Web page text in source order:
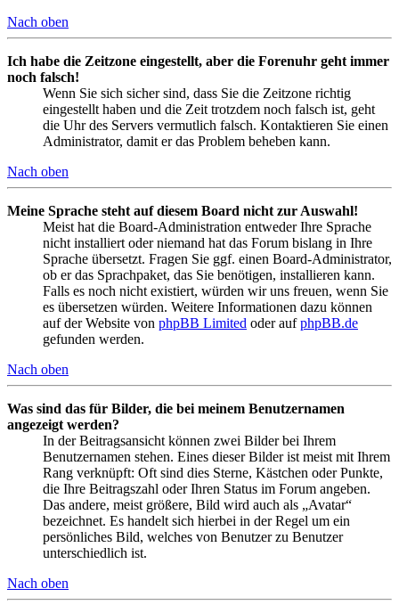
Nach oben
Ich habe die Zeitzone eingestellt, aber die Forenuhr geht immer
noch falsch!
Wenn Sie sich sicher sind, dass Sie die Zeitzone richtig
eingestellt haben und die Zeit trotzdem noch falsch ist, geht
die Uhr des Servers vermutlich falsch. Kontaktieren Sie einen
Administrator, damit er das Problem beheben kann.
Nach oben
Meine Sprache steht auf diesem Board nicht zur Auswahl!
Meist hat die Board-Administration entweder Ihre Sprache
nicht installiert oder niemand hat das Forum bislang in Ihre
Sprache übersetzt. Fragen Sie ggf. einen Board-Administrator,
ob er das Sprachpaket, das Sie benötigen, installieren kann.
Falls es noch nicht existiert, würden wir uns freuen, wenn Sie
es übersetzen würden. Weitere Informationen dazu können
auf der Website von phpBB Limited oder aufphpBB.de
gefunden werden.
Nach oben
Was sind das für Bilder, die bei meinem Benutzernamen
angezeigt werden?
In der Beitragsansicht können zwei Bilder bei Ihrem
Benutzernamen stehen. Eines dieser Bilder ist meist mit Ihrem
Rang verknüpft: Oft sind dies Sterne, Kästchen oder Punkte,
die Ihre Beitragszahl oder Ihren Status im Forum angeben.
Das andere, meist größere, Bild wird auch als „Avatar“
bezeichnet. Es handelt sich hierbei in der Regel um ein
persönliches Bild, welches von Benutzer zu Benutzer
unterschiedlich ist.
Nach oben